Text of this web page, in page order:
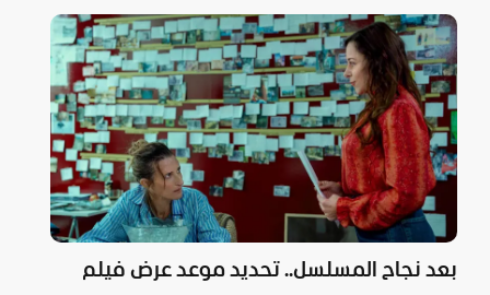
بعد نجاح المسلسل.. تحديد موعد عرض فيلم